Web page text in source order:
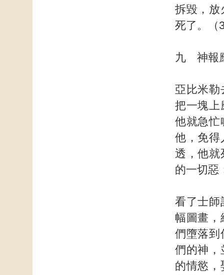
拆毀，放
死了。（
九 神報
亞比米勒
把一塊上
他就急忙
他，免得
透，他就
的一切惡
看了士師
幅圖畫，
們墮落到
們的神，
的情慾，